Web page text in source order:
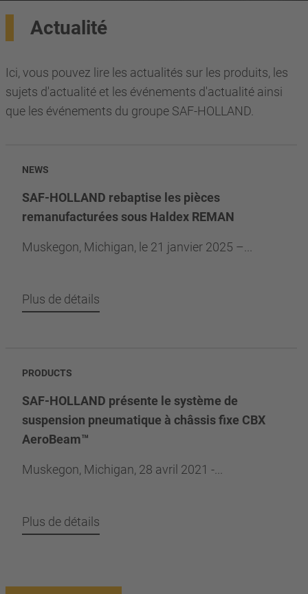
Actualité
Ici, vous pouvez lire les actualités sur les produits, les
sujets d'actualité et les événements d'actualité ainsi
que les événements du groupe SAF-HOLLAND.
NEWS
SAF-HOLLAND rebaptise les pièces
remanufacturées sous Haldex REMAN
Muskegon, Michigan, le 21 janvier 2025 –...
Plus de détails
PRODUCTS
SAF-HOLLAND présente le système de
suspension pneumatique à châssis fixe CBX
AeroBeam™
Muskegon, Michigan, 28 avril 2021 -...
Plus de détails